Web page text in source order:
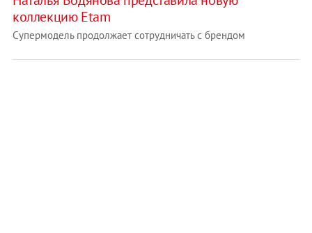
коллекцию Etam
Супермодель продолжает сотрудничать с брендом